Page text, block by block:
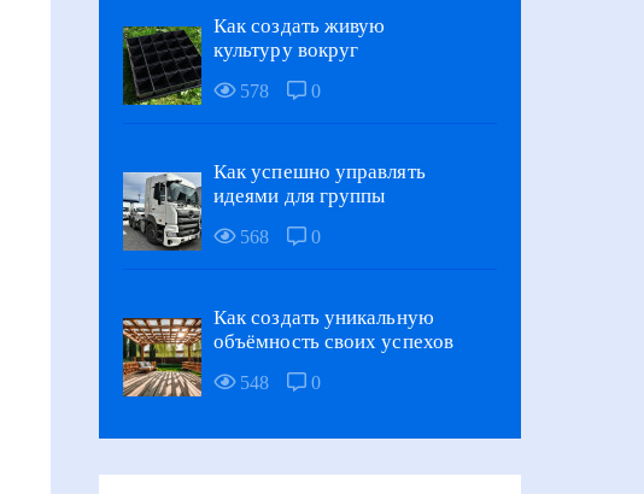
Как создать живую
культуру вокруг
578 0
Как успешно управлять
идеями для группы
568 0
Как создать уникальную
объёмность своих успехов
548 0